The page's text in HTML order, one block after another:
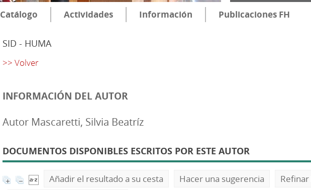
Catálogo Actividades Información Publicaciones FH
SID - HUMA
>> Volver
INFORMACIÓN DEL AUTOR
Autor Mascaretti, Silvia Beatríz
DOCUMENTOS DISPONIBLES ESCRITOS POR ESTE AUTOR
Añadir el resultado a su cesta Hacer una sugerencia